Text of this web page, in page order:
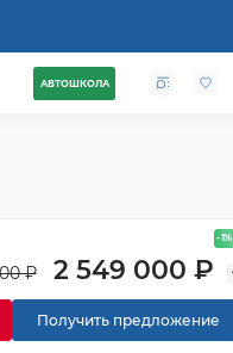
АВТОШКОЛА
- 1%
₽ 2 549 000 ₽
Получить предложение